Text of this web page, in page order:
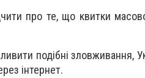
про те, що квитки
подібні зловживання,
інтернет.